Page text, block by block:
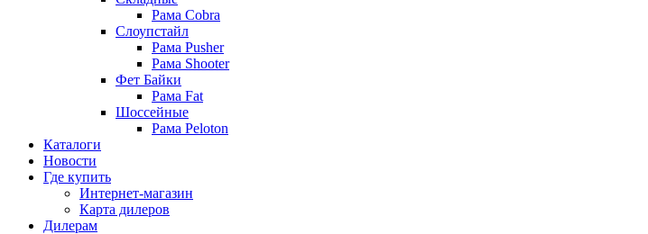
Рама Cobra
Слоупстайл
Рама Pusher
Рама Shooter
Фет Байки
Рама Fat
Шоссейные
Рама Peloton
Каталоги
Новости
Где купить
Интернет-магазин
Карта дилеров
Дилерам